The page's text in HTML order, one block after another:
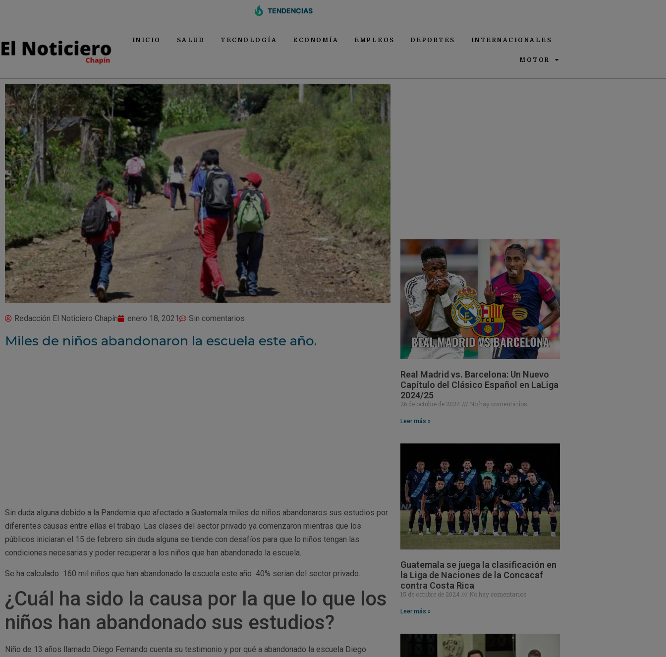
TENDENCIAS
INICIO SALUD TECNOLOGÍA ECONOMÍA EMPLEOS DEPORTES INTERNACIONALES
MOTOR
Redacción El Noticiero Chapín enero 18, 2021 Sin comentarios
Miles de niños abandonaron la escuela este año.
Sin duda alguna debido a la Pandemia que afectado a Guatemala miles de niños abandonaros sus estudios por
diferentes causas entre ellas el trabajo. Las clases del sector privado ya comenzaron mientras que los
públicos iniciaran el 15 de febrero sin duda alguna se tiende con desafíos para que lo niños tengan las
condiciones necesarias y poder recuperar a los niños que han abandonado la escuela.
Se ha calculado 160 mil niños que han abandonado la escuela este año 40% serian del sector privado.
¿Cuál ha sido la causa por la que lo que los
niños han abandonado sus estudios?
Niño de 13 años llamado Diego Fernando cuenta su testimonio y por qué a abandonado la escuela Diego
Real Madrid vs. Barcelona: Un Nuevo
Capítulo del Clásico Español en LaLiga
2024/25
26 de octubre de 2024 No hay comentarios
Leer más »
Guatemala se juega la clasificación en
la Liga de Naciones de la Concacaf
contra Costa Rica
15 de octubre de 2024 No hay comentarios
Leer más »